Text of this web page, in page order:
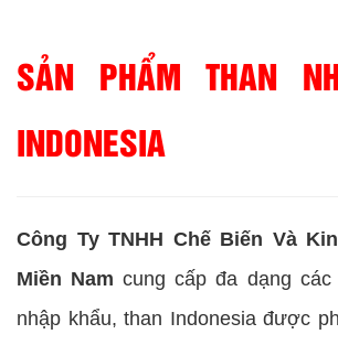
SẢN PHẨM THAN
INDONESIA
Công Ty TNHH Chế Biến Và
Miền Nam cung cấp đa dạng các
nhập khẩu, than Indonesia được